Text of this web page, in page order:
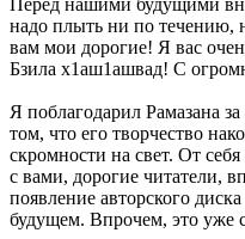
Перед нашими будущими
надо плыть ни по течению,
вам мои дорогие! Я вас
Бзила х1аш1ашвад! С
Я поблагодарил Рамазана
том, что его творчество
скромности на свет. От
с вами, дорогие читатели,
появление авторского
будущем. Впрочем, это уже